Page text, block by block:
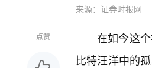
来源：证券时报网
点赞
在如今这
比特汪洋中的